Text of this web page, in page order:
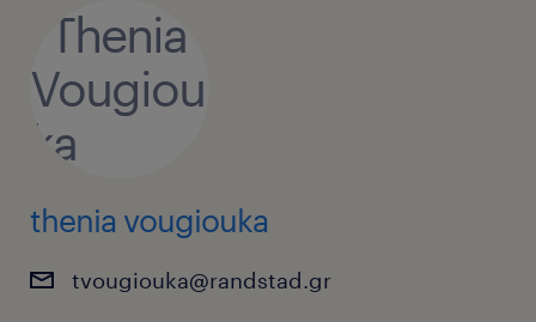
thenia vougiouka
tvougiouka@randstad.gr